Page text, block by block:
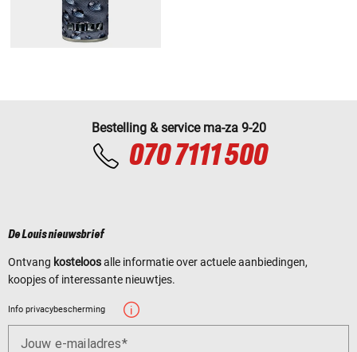
Bestelling & service ma-za 9-20
070 7111 500
De Louis nieuwsbrief
Ontvang kosteloosalle informatie over actuele aanbiedingen,
koopjes of interessante nieuwtjes.
Info privacybescherming
Jouw e-mailadres